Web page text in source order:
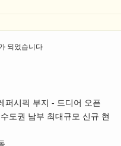
되었습니다
퍼시픽 부지 - 드디어 오픈
도권 남부 최대규모 신규 현